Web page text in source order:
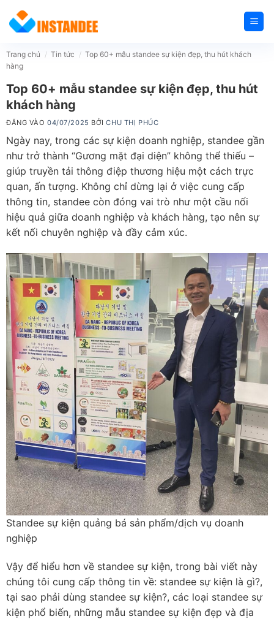
qua
dung
Trang chủ / Tin tức / Top 60+ mẫu standee sự kiện đẹp, thu hút khách
hàng
Top 60+ mẫu standee sự kiện đẹp, thu hút
khách hàng
ĐĂNG VÀO04/07/2025 BỞICHU THỊ PHÚC
Ngày nay, trong các sự kiện doanh nghiệp, standee gần
như trở thành “Gương mặt đại diện” không thể thiếu –
giúp truyền tải thông điệp thương hiệu một cách trực
quan, ấn tượng. Không chỉ dừng lại ở việc cung cấp
thông tin, standee còn đóng vai trò như một cầu nối
hiệu quả giữa doanh nghiệp và khách hàng, tạo nên sự
kết nối chuyên nghiệp và đầy cảm xúc.
Standee sự kiện quảng bá sản phẩm/dịch vụ doanh
nghiệp
Vậy để hiểu hơn về standee sự kiện, trong bài viết này
chúng tôi cung cấp thông tin về: standee sự kiện là gì?,
tại sao phải dùng standee sự kiện?, các loại standee sự
kiện phổ biến, những mẫu standee sự kiện đẹp và địa